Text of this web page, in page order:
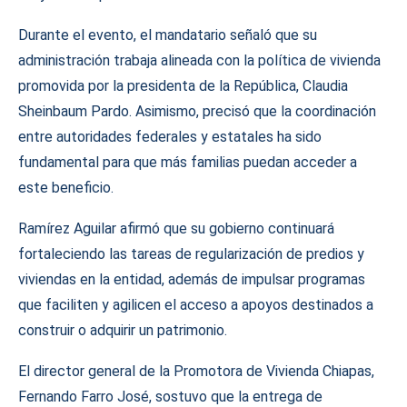
Durante el evento, el mandatario señaló que su
administración trabaja alineada con la política de vivienda
promovida por la presidenta de la República, Claudia
Sheinbaum Pardo. Asimismo, precisó que la coordinación
entre autoridades federales y estatales ha sido
fundamental para que más familias puedan acceder a
este beneficio.
Ramírez Aguilar afirmó que su gobierno continuará
fortaleciendo las tareas de regularización de predios y
viviendas en la entidad, además de impulsar programas
que faciliten y agilicen el acceso a apoyos destinados a
construir o adquirir un patrimonio.
El director general de la Promotora de Vivienda Chiapas,
Fernando Farro José, sostuvo que la entrega de